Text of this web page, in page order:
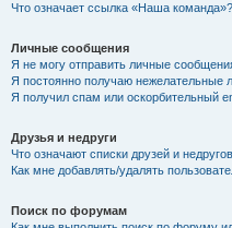
Что означает ссылка «Наша команда»?
Личные сообщения
Я не могу отправить личные
Я постоянно получаю нежелательные
Я получил спам или оскорбительный
Друзья и недруги
Что означают списки друзей и
Как мне добавлять/удалять
Поиск по форумам